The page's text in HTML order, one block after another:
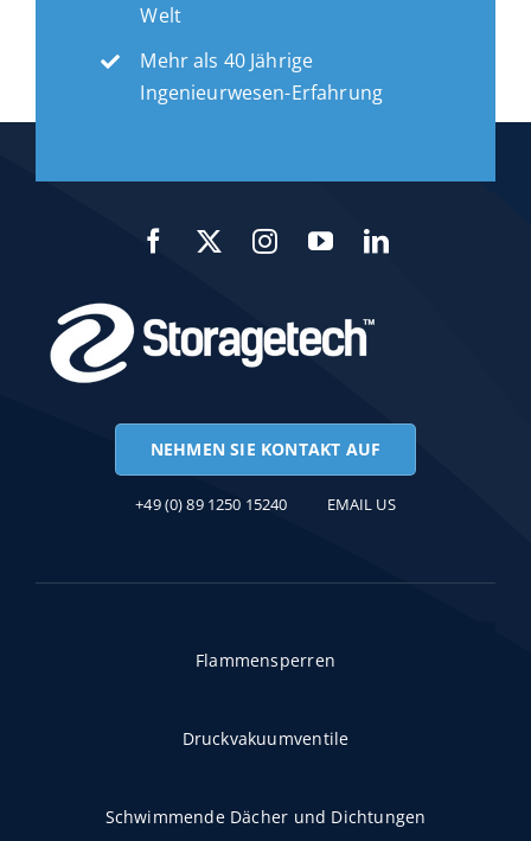
Welt
Mehr als 40 Jährige
Ingenieurwesen-Erfahrung
NEHMEN SIE KONTAKT AUF
Flammensperren
Druckvakuumventile
Schwimmende Dächer und Dichtungen
+49 (0) 89 1250 15240 EMAIL US